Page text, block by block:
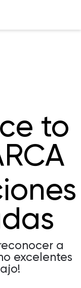
to
a
excelentes